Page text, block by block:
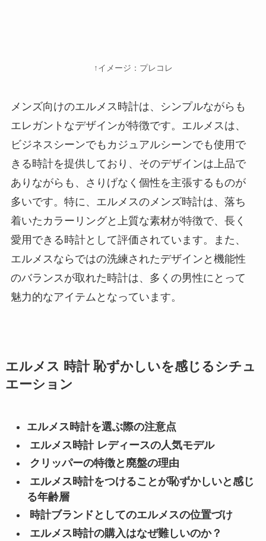
↑イメージ：プレコレ
メンズ向けのエルメス時計は、シンプルながらも
エレガントなデザインが特徴です。エルメスは、
ビジネスシーンでもカジュアルシーンでも使用で
きる時計を提供しており、そのデザインは上品で
ありながらも、さりげなく個性を主張するものが
多いです。特に、エルメスのメンズ時計は、落ち
着いたカラーリングと上質な素材が特徴で、長く
愛用できる時計として評価されています。また、
エルメスならではの洗練されたデザインと機能性
のバランスが取れた時計は、多くの男性にとって
魅力的なアイテムとなっています。
エルメス 時計 恥ずかしいを感じるシチュ
エーション
エルメス時計を選ぶ際の注意点
エルメス時計 レディースの人気モデル
クリッパーの特徴と廃盤の理由
エルメス時計をつけることが恥ずかしいと感じ
る年齢層
時計ブランドとしてのエルメスの位置づけ
エルメス時計の購入はなぜ難しいのか？